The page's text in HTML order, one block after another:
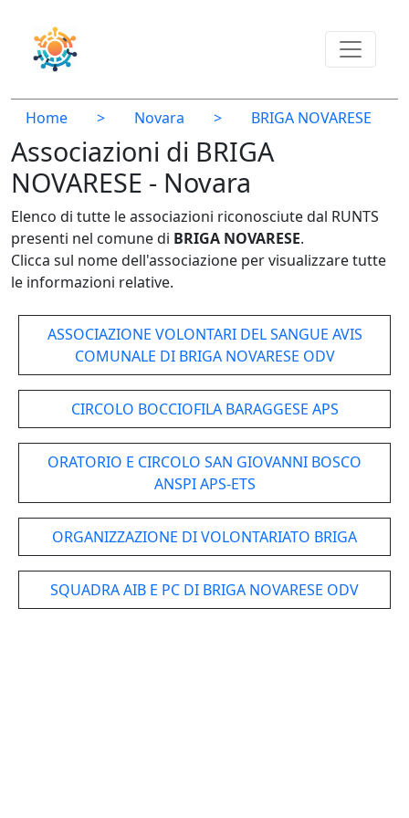
Home > Novara > BRIGA NOVARESE
Associazioni di BRIGA
NOVARESE - Novara
Elenco di tutte le associazioni riconosciute dal RUNTS
presenti nel comune di BRIGA NOVARESE.
Clicca sul nome dell'associazione per visualizzare tutte
le informazioni relative.
ASSOCIAZIONE VOLONTARI DEL SANGUE AVIS
COMUNALE DI BRIGA NOVARESE ODV
CIRCOLO BOCCIOFILA BARAGGESE APS
ORATORIO E CIRCOLO SAN GIOVANNI BOSCO
ANSPI APS-ETS
ORGANIZZAZIONE DI VOLONTARIATO BRIGA
SQUADRA AIB E PC DI BRIGA NOVARESE ODV